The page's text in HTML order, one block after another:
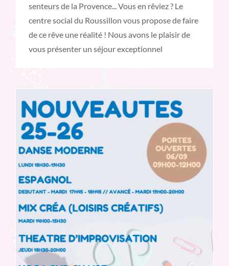
senteurs de la Provence... Vous en rêviez ? Le
centre social du Roussillon vous propose de faire
de ce rêve une réalité ! Nous avons le plaisir de
vous présenter un séjour exceptionnel